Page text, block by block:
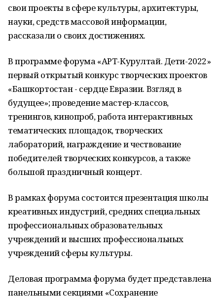
свои проекты в сфере культуры, архитектуры,
науки, средств массовой информации,
рассказали о своих достижениях.
В программе форума «АРТ-Курултай. Дети-2022»
первый открытый конкурс творческих проектов
«Башкортостан - сердце Евразии. Взгляд в
будущее»; проведение мастер-классов,
тренингов, кинопроб, работа интерактивных
тематических площадок, творческих
лабораторий, награждение и чествование
победителей творческих конкурсов, а также
большой праздничный концерт.
В рамках форума состоится презентация школы
креативных индустрий, средних специальных
профессиональных образовательных
учреждений и высших профессиональных
учреждений сферы культуры.
Деловая программа форума будет представлена
панельными секциями «Сохранение